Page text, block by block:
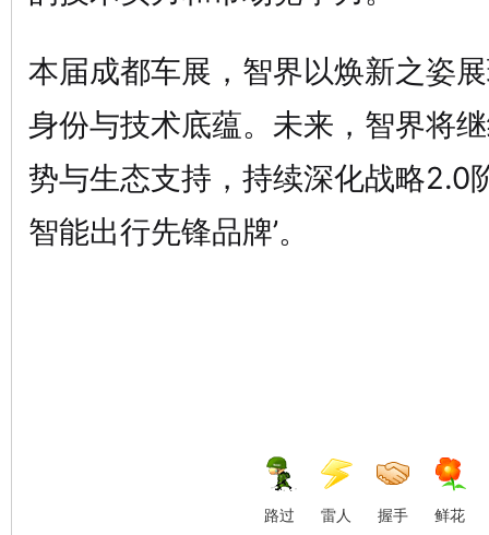
本届成都车展，智界以焕新之姿
身份与技术底蕴。未来，智界将
势与生态支持，持续深化战略2.0
智能出行先锋品牌’。
路过 雷人 握手 鲜花